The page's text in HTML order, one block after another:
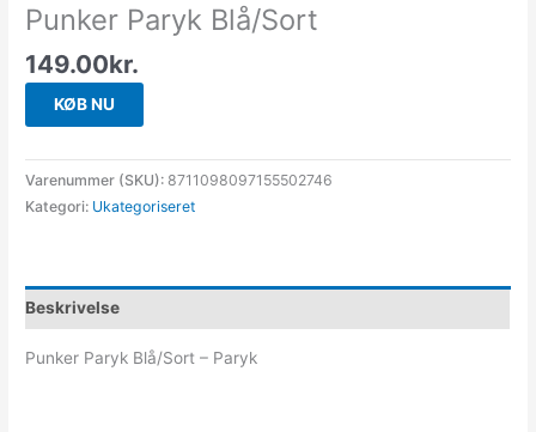
Punker Paryk Blå/Sort
149.00kr.
KØB NU
Varenummer (SKU):8711098097155502746
Kategori: Ukategoriseret
Beskrivelse
Punker Paryk Blå/Sort – Paryk